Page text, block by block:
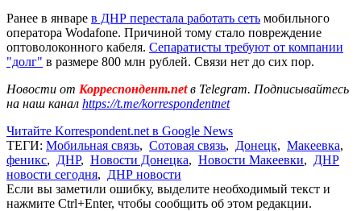
Ранее в январе в ДНР перестала работать сеть мобильного
оператора Wodafone. Причиной тому стало повреждение
оптоволоконного кабеля. Сепаратисты требуют от компании
"долг" в размере 800 млн рублей. Связи нет до сих пор.
Новости от Корреспондент.netв Telegram. Подписывайтесь
на наш канал https://t.me/korrespondentnet
Читайте Korrespondent.net в Google News
ТЕГИ: Мобильная связь, Сотовая связь, Донецк, Макеевка,
феникс, ДНР, Новости Донецка, Новости Макеевки, ДНР
новости сегодня, ДНР новости
Если вы заметили ошибку, выделите необходимый текст и
нажмите Ctrl+Enter, чтобы сообщить об этом редакции.